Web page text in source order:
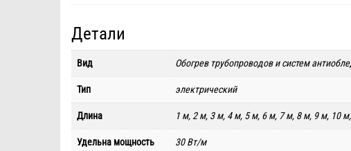
Детали
Вид Обогрев трубопроводов и систем
Тип электрический
Длина 1 м, 2 м, 3 м, 4 м, 5 м, 6 м, 7 м, 8 м, 9 м, 10
Удельна мощность 30 Вт/м